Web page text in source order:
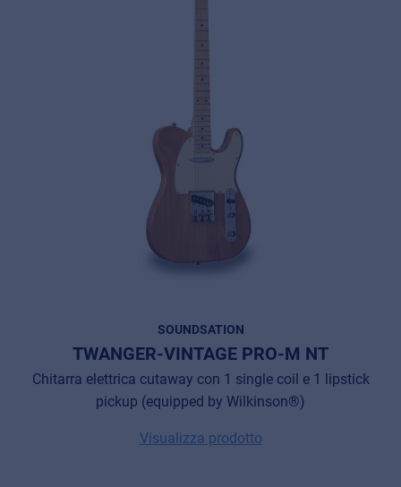
SOUNDSATION
TWANGER-VINTAGE PRO-M NT
Chitarra elettrica cutaway con 1 single coil e 1 lipstick
pickup (equipped by Wilkinson®)
Visualizza prodotto